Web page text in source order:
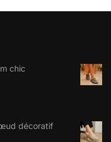
chic
décoratif